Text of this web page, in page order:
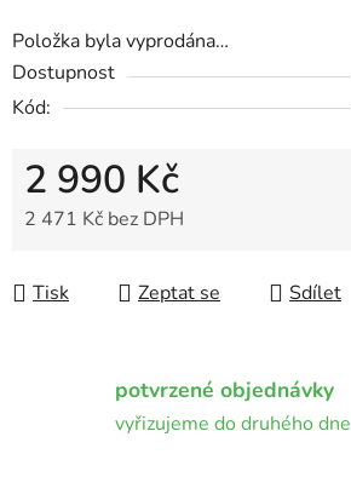
Položka byla vyprodána…
Dostupnost
Kód:
2 990 Kč
2 471 Kč bez DPH
Tisk
Zeptat se Sdílet
potvrzené objednávky
vyřizujeme do druhého dne